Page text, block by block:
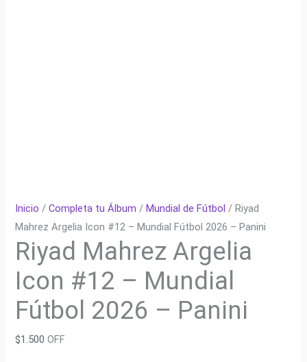
Inicio /Completa tu Álbum /Mundial de Fútbol / Riyad
Mahrez Argelia Icon #12 – Mundial Fútbol 2026 – Panini
Riyad Mahrez Argelia
Icon #12 – Mundial
Fútbol 2026 – Panini
$1.500 OFF